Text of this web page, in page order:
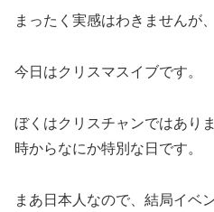
まったく実感はわきませんが
今日はクリスマスイブです。
ぼくはクリスチャンではあり
時からなにか特別な日です。
まあ日本人なので、結局イベ